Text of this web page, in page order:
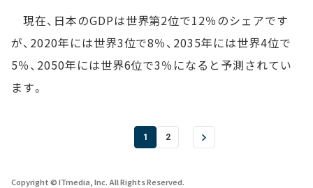
現在、日本のGDPは世界第2位で12％のシェアです
が、2020年には世界3位で8％、2035年には世界4位で
5％、2050年には世界6位で3％になると予測されてい
ます。
1 2
Copyright © ITmedia, Inc. All Rights Reserved.